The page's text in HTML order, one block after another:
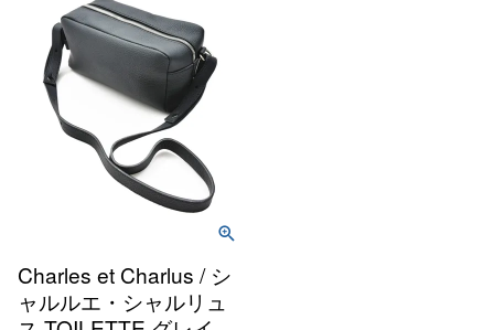
Charles et Charlus / シ
ャルルエ・シャルリュ